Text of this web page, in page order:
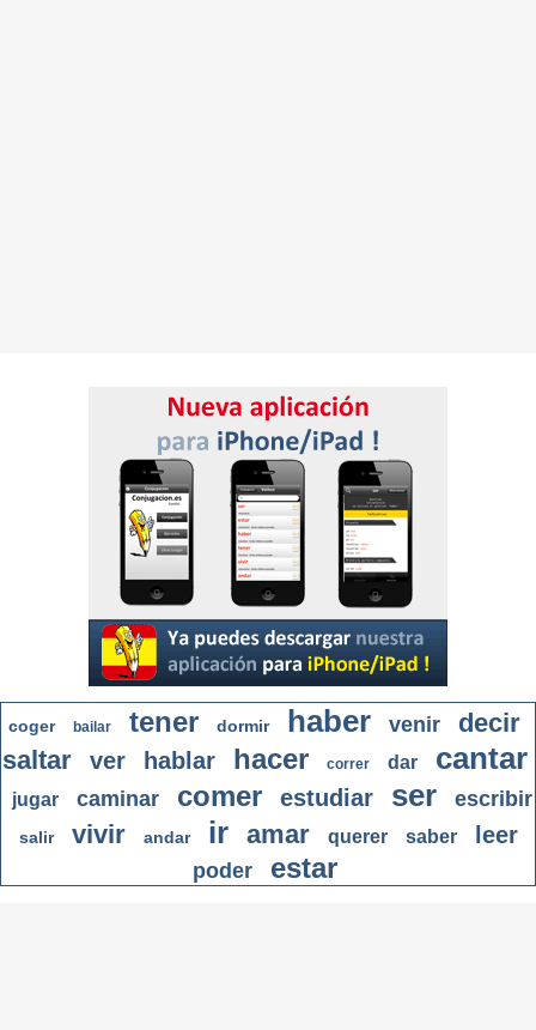
coger bailar tener dormir haber venir
decir
saltar
ver hablar hacer correr dar cantar
jugar caminar comer estudiar ser escribir
salir vivir andar ir amar querer saber leer
poder estar